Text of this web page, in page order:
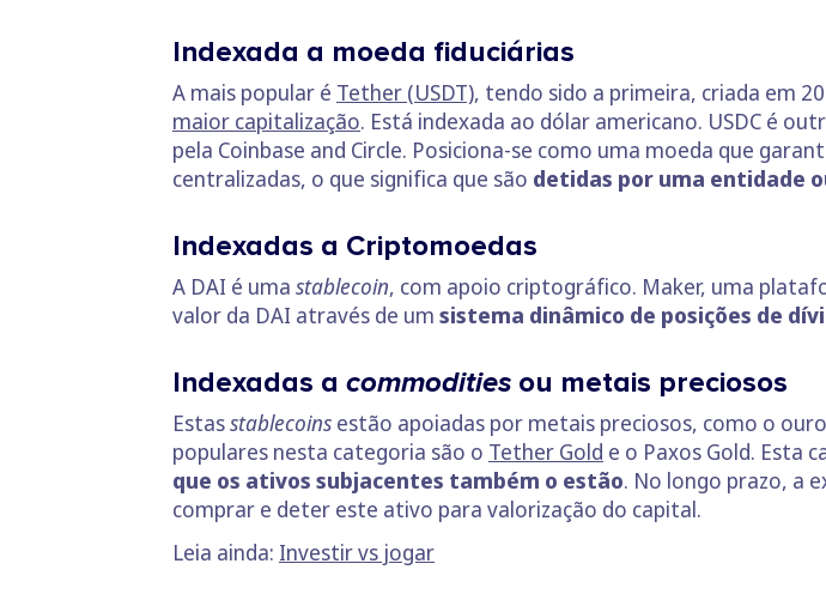
Indexada a moeda fiduciárias
A mais popular é Tether (USDT), tendo sido a primeira, criada em
maior capitalização. Está indexada ao dólar americano. USDC é
pela Coinbase and Circle. Posiciona-se como uma moeda que
centralizadas, o que significa que são detidas por uma entidade
Indexadas a Criptomoedas
A DAI é uma stablecoin, com apoio criptográfico. Maker, uma
valor da DAI através de um sistema dinâmico de posições de
Indexadas a commodities ou metais preciosos
Estasstablecoins estão apoiadas por metais preciosos, como o
populares nesta categoria são o Tether Gold e o Paxos Gold. Esta
que os ativos subjacentes também o estão. No longo prazo, a
comprar e deter este ativo para valorização do capital.
Leia ainda: Investir vs jogar